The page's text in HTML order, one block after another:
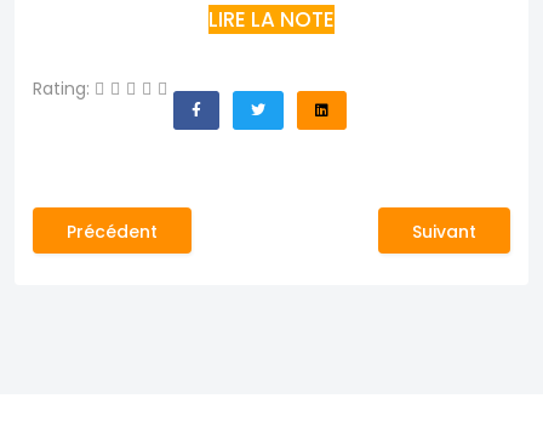
LIRE LA NOTE
Rating:
Article précédent : Le SIF renforce ses engagements
Précédent Article
Suivant